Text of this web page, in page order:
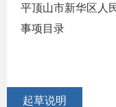
平顶山市新华区人
事项目录
起草说明